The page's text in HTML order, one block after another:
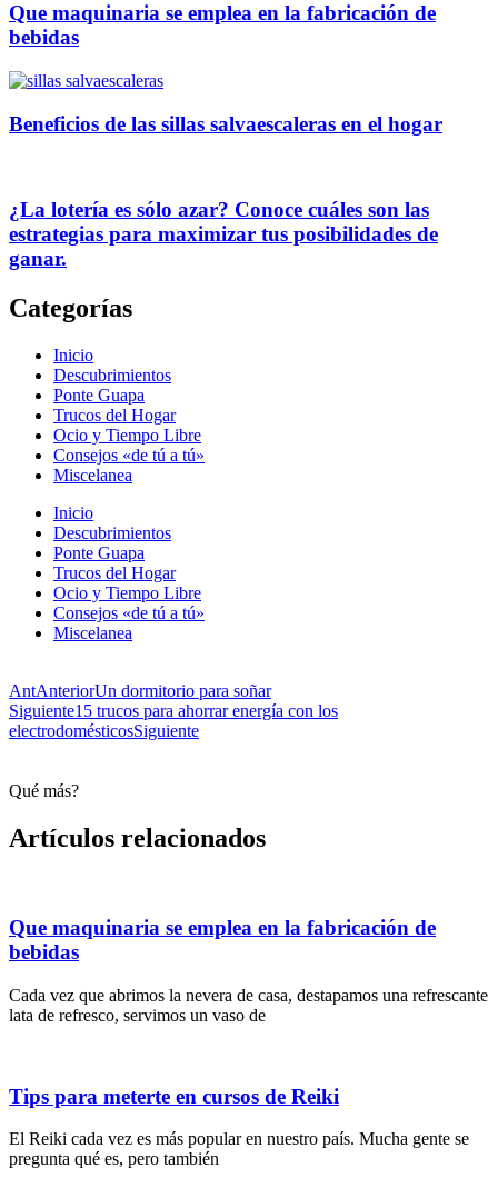
Que maquinaria se emplea en la fabricación de
bebidas
Beneficios de las sillas salvaescaleras en el hogar
¿La lotería es sólo azar? Conoce cuáles son las
estrategias para maximizar tus posibilidades de
ganar.
Categorías
Inicio
Descubrimientos
Ponte Guapa
Trucos del Hogar
Ocio y Tiempo Libre
Consejos «de tú a tú»
Miscelanea
Inicio
Descubrimientos
Ponte Guapa
Trucos del Hogar
Ocio y Tiempo Libre
Consejos «de tú a tú»
Miscelanea
AntAnteriorUn dormitorio para soñar
Siguiente15 trucos para ahorrar energía con los
electrodomésticosSiguiente
Qué más?
Artículos relacionados
Que maquinaria se emplea en la fabricación de
bebidas
Cada vez que abrimos la nevera de casa, destapamos una refrescante
lata de refresco, servimos un vaso de
Tips para meterte en cursos de Reiki
El Reiki cada vez es más popular en nuestro país. Mucha gente se
pregunta qué es, pero también